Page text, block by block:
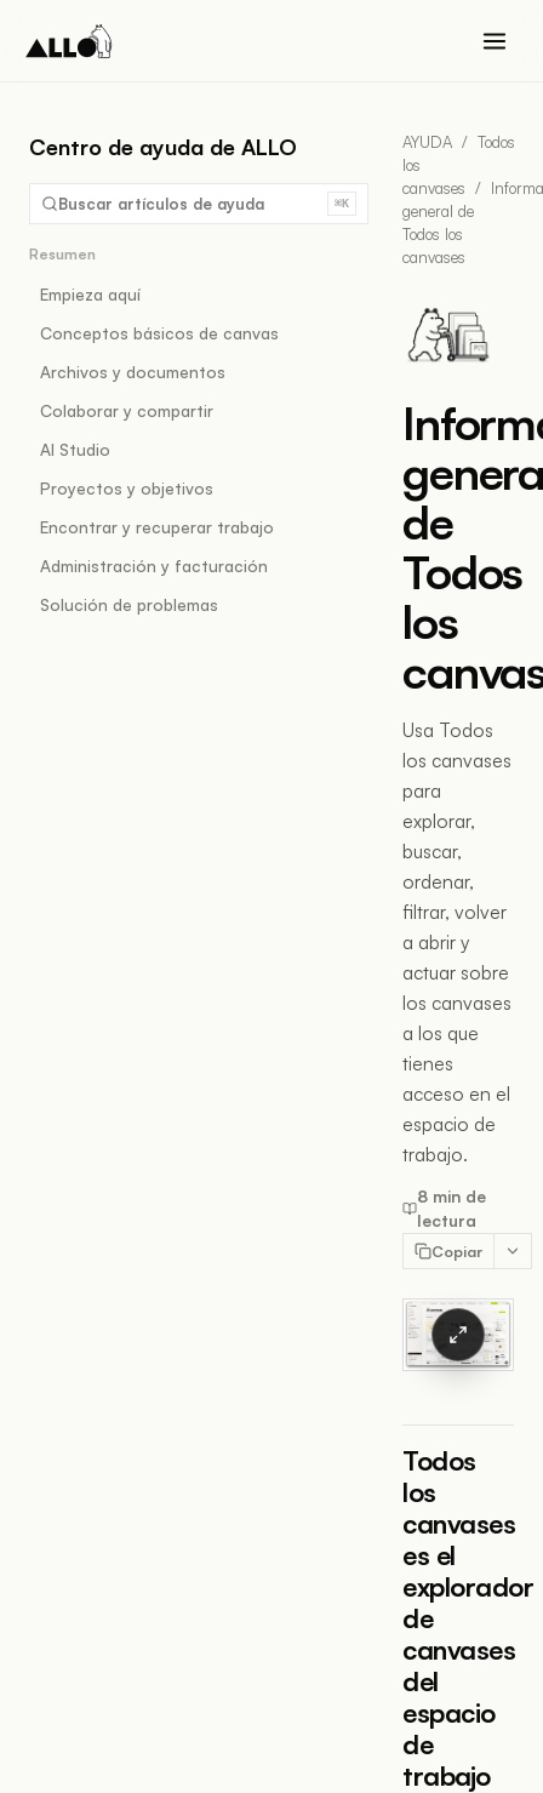
Centro de ayuda de ALLO
Buscar artículos de ayuda ⌘K
Resumen
Empieza aquí
Conceptos básicos de canvas
Archivos y documentos
Colaborar y compartir
AI Studio
Proyectos y objetivos
Encontrar y recuperar trabajo
Administración y facturación
Solución de problemas
AYUDA / Todos
los
canvases /
general de
Todos los
canvases
de
Todos
los
Usa Todos
los canvases
para
explorar,
buscar,
ordenar,
filtrar, volver
a abrir y
actuar sobre
los canvases
a los que
tienes
acceso en el
espacio de
trabajo.
8 min de
lectura
Copiar
Todos
los
canvases
es el
explorador
de
canvases
del
espacio
de
trabajo